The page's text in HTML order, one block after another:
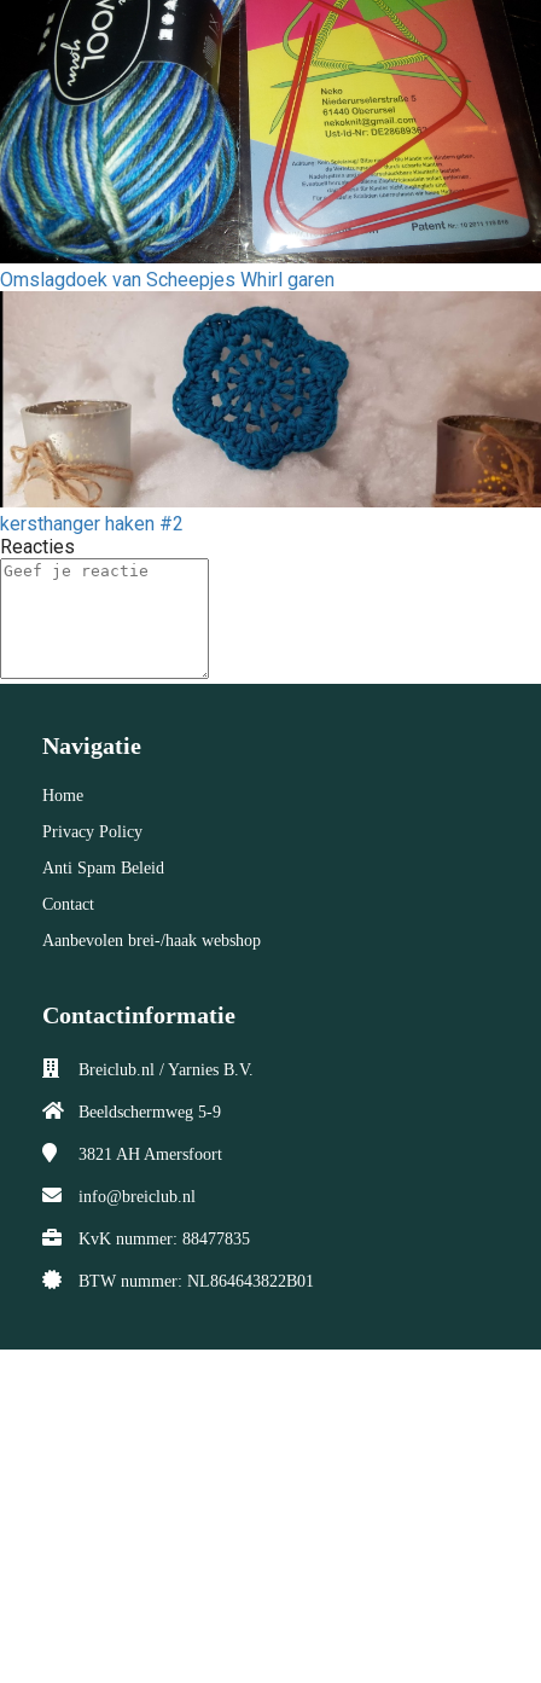
Omslagdoek van Scheepjes Whirl garen
kersthanger haken #2
Reacties
Navigatie
Home
Privacy Policy
Anti Spam Beleid
Contact
Aanbevolen brei-/haak webshop
Contactinformatie
Breiclub.nl / Yarnies B.V.
Beeldschermweg 5-9
3821 AH Amersfoort
info@breiclub.nl
KvK nummer: 88477835
BTW nummer: NL864643822B01